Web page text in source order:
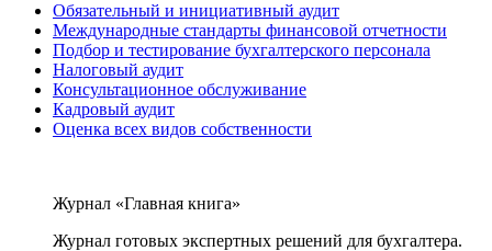
Обязательный и инициативный аудит
Международные стандарты финансовой отчетности
Подбор и тестирование бухгалтерского персонала
Налоговый аудит
Консультационное обслуживание
Кадровый аудит
Оценка всех видов собственности
Журнал «Главная книга»
Журнал готовых экспертных решений для бухгалтера.